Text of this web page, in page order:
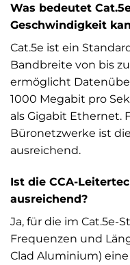
Was bedeutet
Geschwindigkeit
Cat.5e ist ein
Bandbreite von bis
ermöglicht
1000 Megabit pro
als Gigabit Ethernet.
Büronetzwerke ist
ausreichend.
Ist die CCA-
ausreichend?
Ja, für die im Cat.5e-
Frequenzen und
Clad Aluminium)